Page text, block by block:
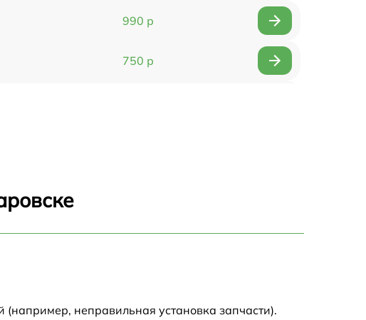
990 р
750 р
неправильная установка запчасти).